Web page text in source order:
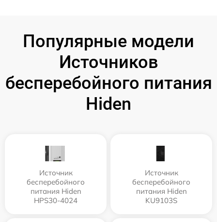
Популярные модели
Источников
бесперебойного питания
Hiden
Источник
бесперебойного
питания Hiden
HPS30-4024
Источник
бесперебойного
питания Hiden
KU9103S